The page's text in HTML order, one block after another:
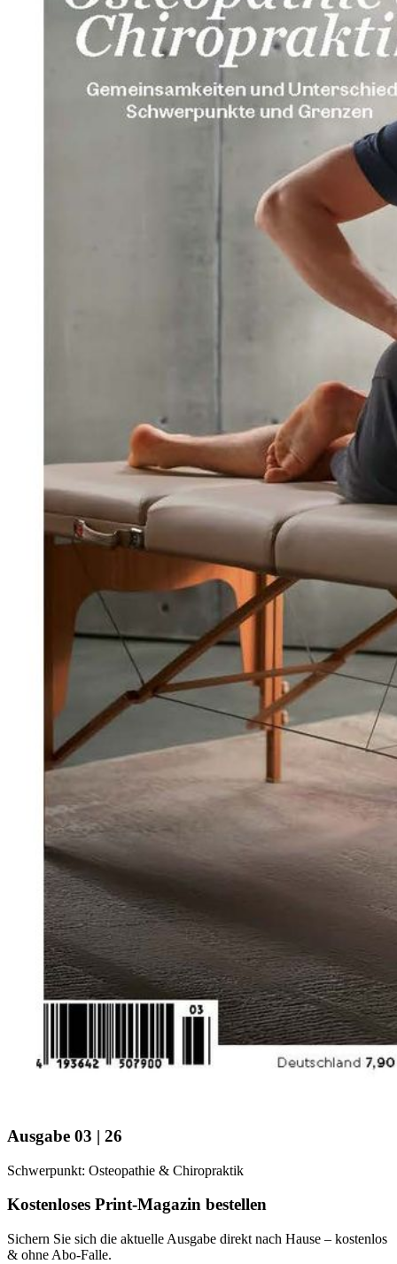
Ausgabe 03 | 26
Schwerpunkt: Osteopathie & Chiropraktik
Kostenloses Print-Magazin bestellen
Sichern Sie sich die aktuelle Ausgabe direkt nach Hause – kostenlos
& ohne Abo-Falle.